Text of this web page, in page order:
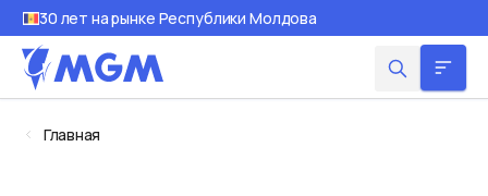
30 лет на рынке Республики Молдова
Главная